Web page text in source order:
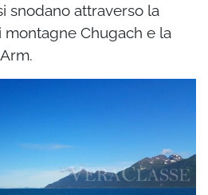
snodano attraverso la
Chugach e la